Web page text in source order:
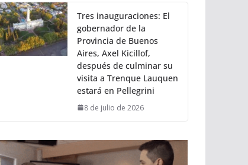
Tres inauguraciones: El
gobernador de la
Provincia de Buenos
Aires, Axel Kicillof,
después de culminar su
visita a Trenque Lauquen
estará en Pellegrini
8 de julio de 2026